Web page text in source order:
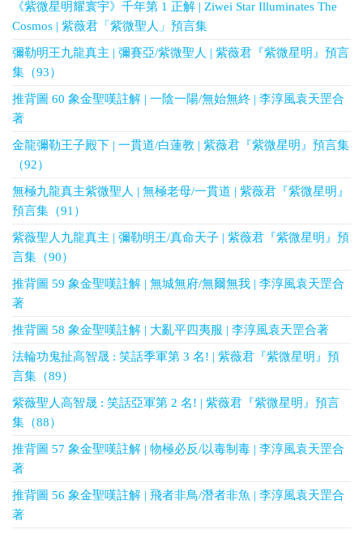
《紫微星明耀寰宇》千年第 1 正解 | Ziwei Star Illuminates The
Cosmos | 紫薇君「紫微聖人」預言集
彌勒明王九龍真主 | 彌賽亞/紫微聖人 | 紫薇君『紫微星明』預言
集（93）
推背圖 60 象金聖嘆註解 | 一陰一陽/無始無終 | 李淳風袁天罡合
著
金龍彌勒王子殿下 | 一貫道/白蓮教 | 紫薇君『紫微星明』預言集
（92）
無極九龍真主紫微聖人 | 無極老母/一貫道 | 紫薇君『紫微星明』
預言集（91）
紫薇聖人九龍真主 | 彌勒明王/真命天子 | 紫薇君『紫微星明』預
言集（90）
推背圖 59 象金聖嘆註解 | 無城無府/無爾無我 | 李淳風袁天罡合
著
推背圖 58 象金聖嘆註解 | 大亂平四夷服 | 李淳風袁天罡合著
法輪功鬼扯高智晟 : 笑話季軍第 3 名! | 紫薇君『紫微星明』預
言集（89）
紫薇聖人高智晟 : 笑話亞軍第 2 名! | 紫薇君『紫微星明』預言
集（88）
推背圖 57 象金聖嘆註解 | 物極必反/以毒制毒 | 李淳風袁天罡合
著
推背圖 56 象金聖嘆註解 | 飛者非鳥/潛者非魚 | 李淳風袁天罡合
著